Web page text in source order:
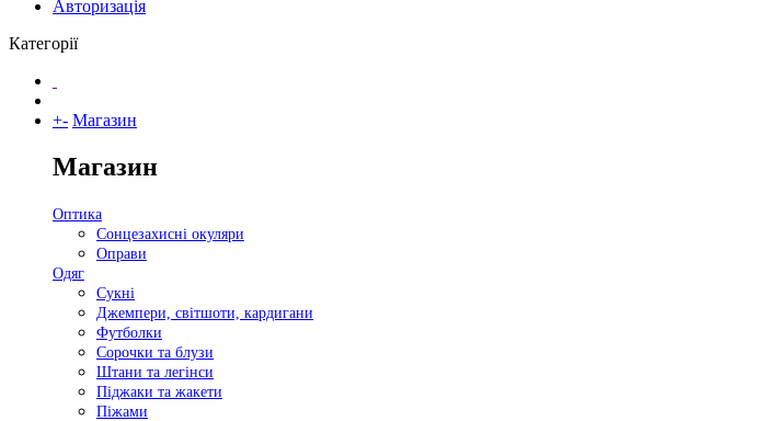
Авторизація
Категорії
+- Магазин
Магазин
Оптика
Сонцезахисні окуляри
Оправи
Одяг
Сукні
Джемпери, світшоти, кардигани
Футболки
Сорочки та блузи
Штани та легінси
Піджаки та жакети
Піжами